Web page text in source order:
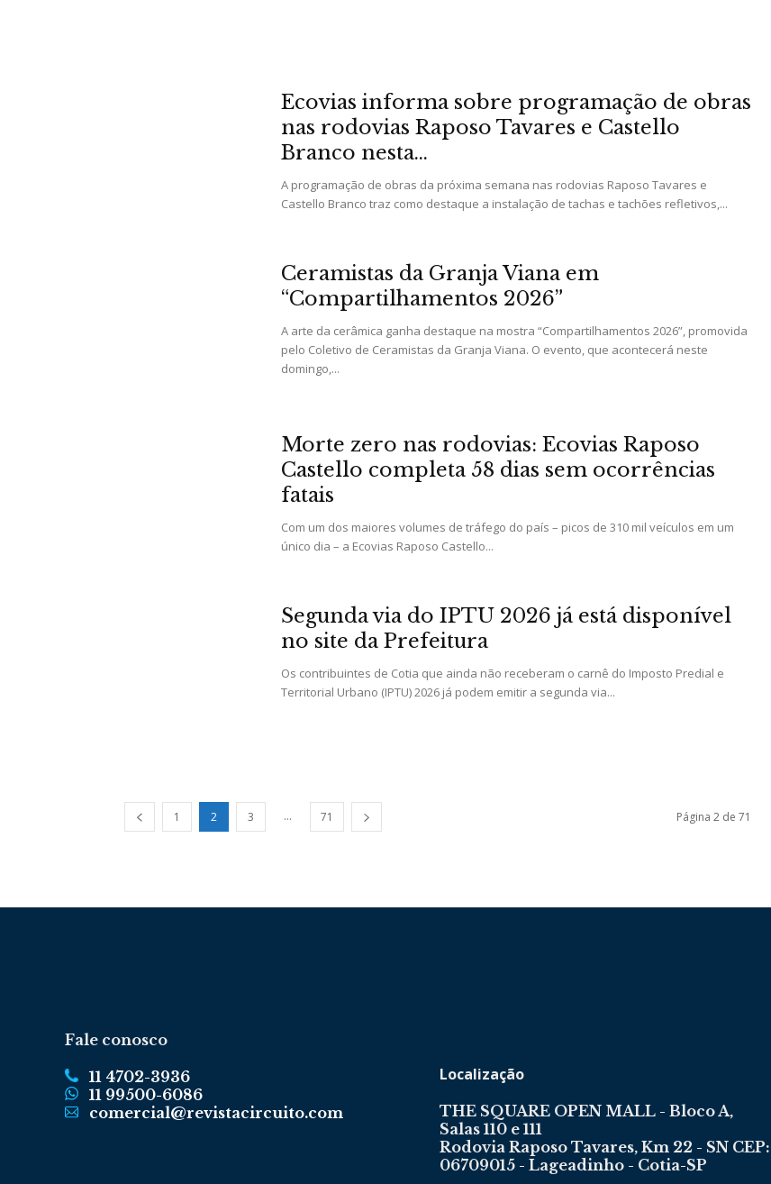
Região
Ecovias informa sobre programação de obras
nas rodovias Raposo Tavares e Castello
Branco nesta...
A programação de obras da próxima semana nas rodovias Raposo Tavares e
Castello Branco traz como destaque a instalação de tachas e tachões refletivos,...
Ceramistas da Granja Viana em
“Compartilhamentos 2026”
A arte da cerâmica ganha destaque na mostra “Compartilhamentos 2026”, promovida
pelo Coletivo de Ceramistas da Granja Viana. O evento, que acontecerá neste
domingo,...
Morte zero nas rodovias: Ecovias Raposo
Castello completa 58 dias sem ocorrências
fatais
Com um dos maiores volumes de tráfego do país – picos de 310 mil veículos em um
único dia – a Ecovias Raposo Castello...
Segunda via do IPTU 2026 já está disponível
no site da Prefeitura
Os contribuintes de Cotia que ainda não receberam o carnê do Imposto Predial e
Territorial Urbano (IPTU) 2026 já podem emitir a segunda via...
1 2 3 ... 71 Página 2 de 71
Fale conosco
11 4702-3936
11 99500-6086
comercial@revistacircuito.com
Localização
THE SQUARE OPEN MALL - Bloco A,
Salas 110 e 111
Rodovia Raposo Tavares, Km 22 - SN CEP:
06709015 - Lageadinho - Cotia-SP